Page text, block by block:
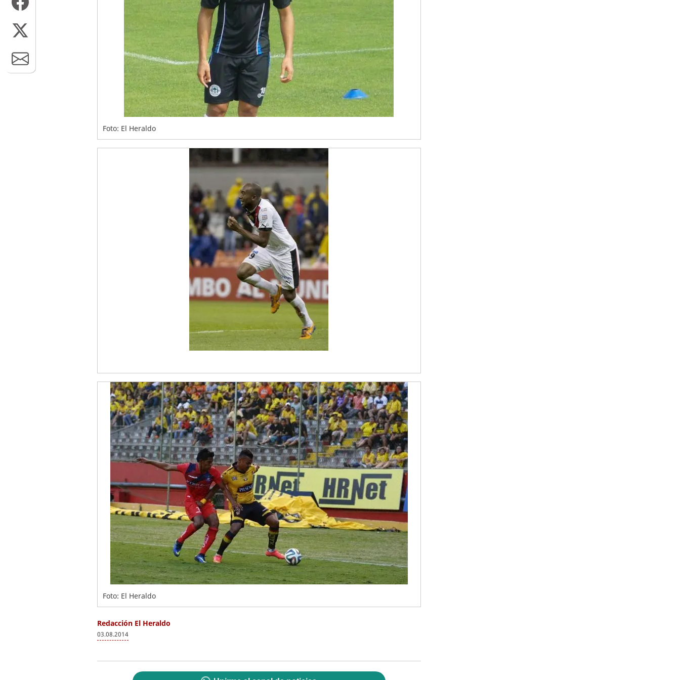
Foto: El Heraldo
Foto: El Heraldo
Redacción El Heraldo
03.08.2014